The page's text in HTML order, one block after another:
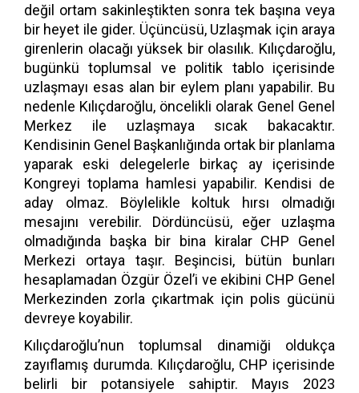
değil ortam sakinleştikten sonra tek başına veya
bir heyet ile gider. Üçüncüsü, Uzlaşmak için araya
girenlerin olacağı yüksek bir olasılık. Kılıçdaroğlu,
bugünkü toplumsal ve politik tablo içerisinde
uzlaşmayı esas alan bir eylem planı yapabilir. Bu
nedenle Kılıçdaroğlu, öncelikli olarak Genel Genel
Merkez ile uzlaşmaya sıcak bakacaktır.
Kendisinin Genel Başkanlığında ortak bir planlama
yaparak eski delegelerle birkaç ay içerisinde
Kongreyi toplama hamlesi yapabilir. Kendisi de
aday olmaz. Böylelikle koltuk hırsı olmadığı
mesajını verebilir. Dördüncüsü, eğer uzlaşma
olmadığında başka bir bina kiralar CHP Genel
Merkezi ortaya taşır. Beşincisi, bütün bunları
hesaplamadan Özgür Özel’i ve ekibini CHP Genel
Merkezinden zorla çıkartmak için polis gücünü
devreye koyabilir.
Kılıçdaroğlu’nun toplumsal dinamiği oldukça
zayıflamış durumda. Kılıçdaroğlu, CHP içerisinde
belirli bir potansiyele sahiptir. Mayıs 2023